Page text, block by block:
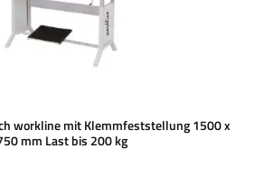
workline mit Klemmfeststellung 1500 x
mm Last bis 200 kg